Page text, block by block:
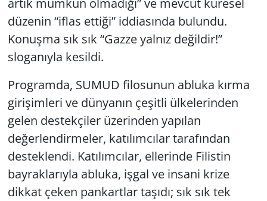
artık mümkün olmadığı” ve mevcut küresel
düzenin “iflas ettiği” iddiasında bulundu.
Konuşma sık sık “Gazze yalnız değildir!”
sloganıyla kesildi.
Programda, SUMUD filosunun abluka kırma
girişimleri ve dünyanın çeşitli ülkelerinden
gelen destekçiler üzerinden yapılan
değerlendirmeler, katılımcılar tarafından
desteklendi. Katılımcılar, ellerinde Filistin
bayraklarıyla abluka, işgal ve insani krize
dikkat çeken pankartlar taşıdı; sık sık tek